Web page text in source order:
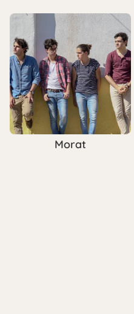
Morat